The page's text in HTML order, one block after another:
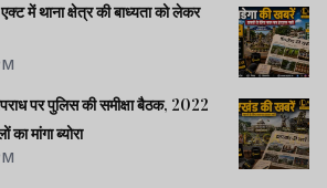
में थाना क्षेत्र की बाध्यता को लेकर
पर पुलिस की समीक्षा बैठक, 2022
मांगा ब्योरा